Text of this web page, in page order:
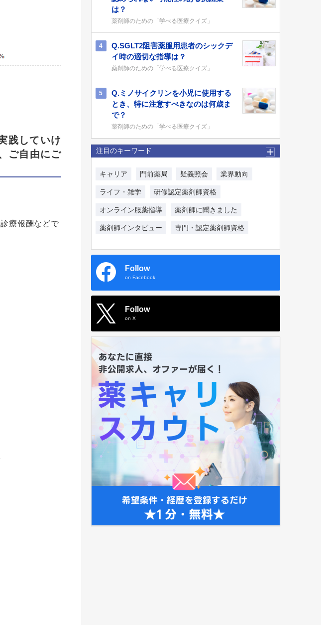
践していけ
ご自由にご
療報酬などで
は？
薬剤師のための「学べる医療クイズ」
4
Q.SGLT2阻害薬服用患者のシックデ
イ時の適切な指導は？
薬剤師のための「学べる医療クイズ」
5
Q.ミノサイクリンを小児に使用する
とき、特に注意すべきなのは何歳ま
で？
薬剤師のための「学べる医療クイズ」
注目のキーワード
キャリア 門前薬局 疑義照会 業界動向
ライフ・雑学 研修認定薬剤師資格
オンライン服薬指導 薬剤師に聞きました
薬剤師インタビュー 専門・認定薬剤師資格
Follow
on Facebook
Follow
on X